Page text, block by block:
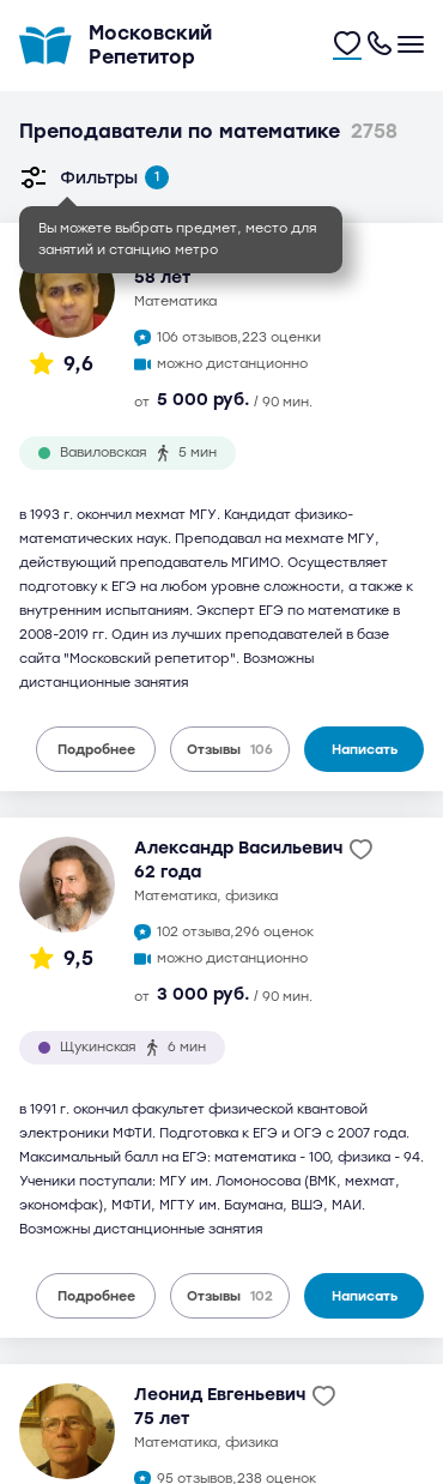
Московский
Репетитор
Преподаватели по математике 2758
Вы можете выбрать предмет, место для
занятий и станцию метро
Фильтры 1
9,6
Сахавет Маилович
58 лет
математика
106 отзывов,223 оценки
можно дистанционно
от 5 000 руб. / 90 мин.
Вавиловская 5 мин
в 1993 г. окончил мехмат МГУ. Кандидат физико-
математических наук. Преподавал на мехмате МГУ,
действующий преподаватель МГИМО. Осуществляет
подготовку к ЕГЭ на любом уровне сложности, а также к
внутренним испытаниям. Эксперт ЕГЭ по математике в
2008-2019 гг. Один из лучших преподавателей в базе
сайта "Московский репетитор". Возможны
дистанционные занятия
Подробнее Отзывы 106 Написать
9,5
Александр Васильевич
62 года
математика, физика
102 отзыва,296 оценок
можно дистанционно
от 3 000 руб. / 90 мин.
Щукинская 6 мин
в 1991 г. окончил факультет физической квантовой
электроники МФТИ. Подготовка к ЕГЭ и ОГЭ с 2007 года.
Максимальный балл на ЕГЭ: математика - 100, физика - 94.
Ученики поступали: МГУ им. Ломоносова (ВМК, мехмат,
экономфак), МФТИ, МГТУ им. Баумана, ВШЭ, МАИ.
Возможны дистанционные занятия
Подробнее Отзывы 102 Написать
Леонид Евгеньевич
75 лет
математика, физика
95 отзывов,238 оценок